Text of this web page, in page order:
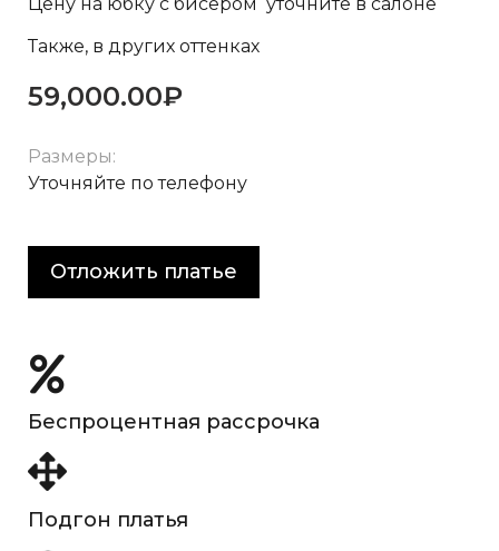
Также, в других оттенках
59,000.00₽
Размеры:
Уточняйте по телефону
Отложить платье
Беспроцентная рассрочка
Подгон платья